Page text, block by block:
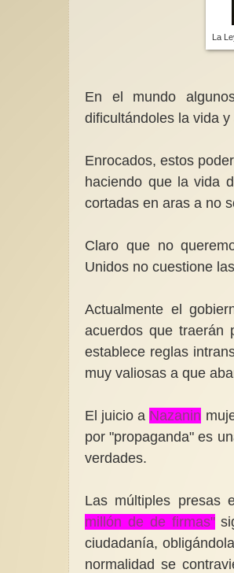
La
En el mundo
dificultándoles la vida
Enrocados, estos
haciendo que la vida
cortadas en aras a no
Claro que no
Unidos no cuestione
Actualmente el
acuerdos que traerán
establece reglas
muy valiosas a que
El juicio a Nazanin
por "propaganda" es
verdades.
Las múltiples presas
millón de de firmas"
ciudadanía,
normalidad se